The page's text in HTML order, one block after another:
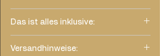
lediglich als ungefähres Beispiel. Abhängig
von der aktuellen Blütenauswahl und Ihrem
Budget wird das Herz individuell gestaltet
Das ist alles inklusive:
kostenfreie Lieferung zu den
Versandhinweise: